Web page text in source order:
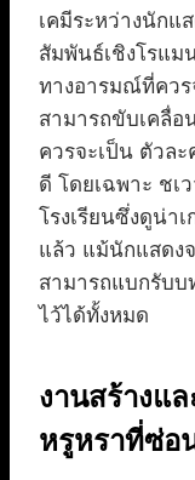
เคมีระหว่างนักแ
สัมพันธ์เชิงโรแ
ทางอารมณ์ที่ควร
สามารถขับเคลื่อ
ควรจะเป็น ตัวล
ดี โดยเฉพาะ ชเ
โรงเรียนซึ่งดูน่า
แล้ว แม้นักแสดง
สามารถแบกรับ
ไว้ได้ทั้งหมด
งานสร้างแ
หรูหราที่ซ่อ